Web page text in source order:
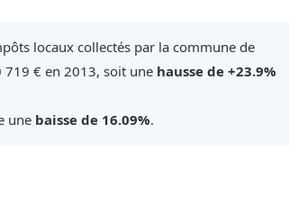
locaux collectés par la commune de
719 € en 2013, soit une hausse de +23.9%
une baisse de 16.09%.